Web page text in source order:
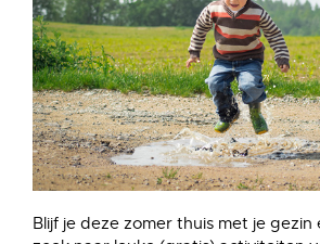
Blijf je deze zomer thuis met je gezin